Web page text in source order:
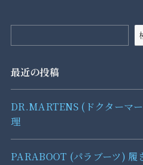
最近の投稿
DR.MARTENS (ドクターマ
理
PARABOOT (パラブーツ) 履